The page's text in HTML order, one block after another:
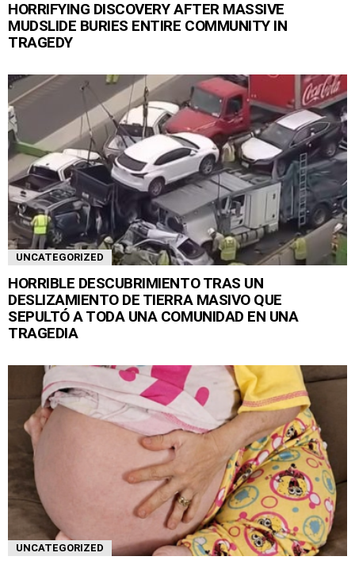
HORRIFYING DISCOVERY AFTER MASSIVE
MUDSLIDE BURIES ENTIRE COMMUNITY IN
TRAGEDY
UNCATEGORIZED
HORRIBLE DESCUBRIMIENTO TRAS UN
DESLIZAMIENTO DE TIERRA MASIVO QUE
SEPULTÓ A TODA UNA COMUNIDAD EN UNA
TRAGEDIA
UNCATEGORIZED